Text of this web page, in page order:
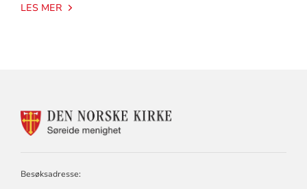
LES MER
KONTAKTINFORMASJON
Besøksadresse: